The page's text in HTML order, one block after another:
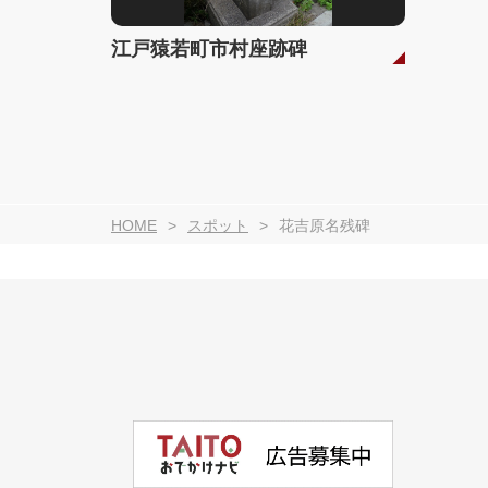
江戸猿若町市村座跡碑
HOME スポット 花吉原名残碑